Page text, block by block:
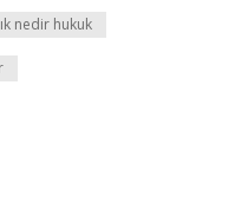
nedir hukuk